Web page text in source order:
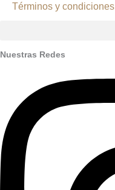
Términos y condiciones
Nuestras Redes